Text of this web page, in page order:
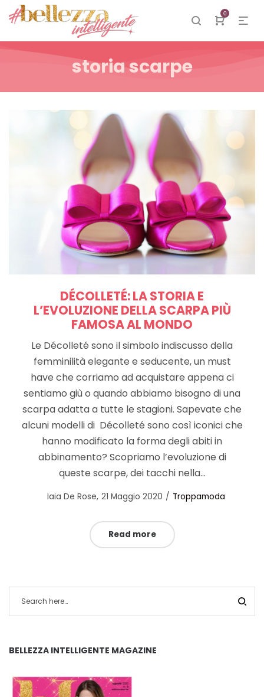
0
storia scarpe
DÉCOLLETÉ: LA STORIA E
L’EVOLUZIONE DELLA SCARPA PIÙ
FAMOSA AL MONDO
Le Décolleté sono il simbolo indiscusso della
femminilità elegante e seducente, un must
have che corriamo ad acquistare appena ci
sentiamo giù o quando abbiamo bisogno di una
scarpa adatta a tutte le stagioni. Sapevate che
alcuni modelli di Décolleté sono così iconici che
hanno modificato la forma degli abiti in
abbinamento? Scopriamo l’evoluzione di
queste scarpe, dei tacchi nella…
byIaia De Rose Posted
21 Maggio 2020
Posted
Troppamoda
Read more
BELLEZZA INTELLIGENTE MAGAZINE